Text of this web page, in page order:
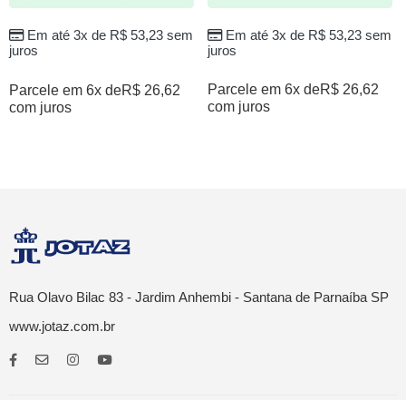
Em até 3x de R$53,23sem
juros
Parcele em 6x deR$ 26,62
com juros
Em até 3x de R$53,23sem
juros
Parcele em 6x deR$ 26,62
com juros
Rua Olavo Bilac 83 - Jardim Anhembi - Santana de Parnaíba SP
www.jotaz.com.br